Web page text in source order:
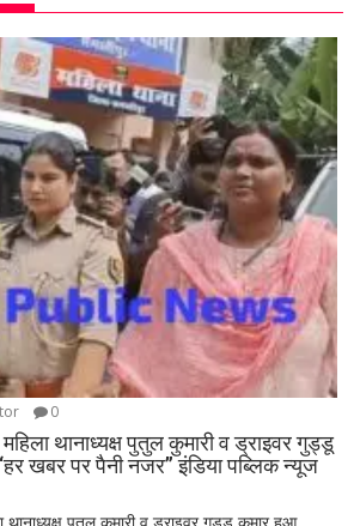
0
थानाध्यक्ष पुतुल कुमारी व ड्राइवर गुड्डू
खबर पर पैनी नजर” इंडिया पब्लिक न्यूज
पुतुल कुमारी व ड्राइवर गुड्डू कुमार हुआ